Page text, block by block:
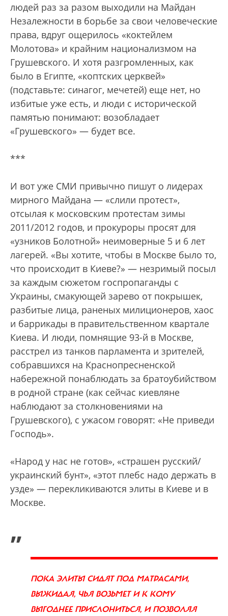
людей раз за разом выходили на Майдан
Незалежности в борьбе за свои человеческие
права, вдруг ощерилось «коктейлем
Молотова» и крайним национализмом на
Грушевского. И хотя разгромленных, как
было в Египте, «коптских церквей»
(подставьте: синагог, мечетей) еще нет, но
избитые уже есть, и люди с исторической
памятью понимают: возобладает
«Грушевского» — будет все.
***
И вот уже СМИ привычно пишут о лидерах
мирного Майдана — «слили протест»,
отсылая к московским протестам зимы
2011/2012 годов, и прокуроры просят для
«узников Болотной» неимоверные 5 и 6 лет
лагерей. «Вы хотите, чтобы в Москве было то,
что происходит в Киеве?» — незримый посыл
за каждым сюжетом госпропаганды с
Украины, смакующей зарево от покрышек,
разбитые лица, раненых милиционеров, хаос
и баррикады в правительственном квартале
Киева. И люди, помнящие 93-й в Москве,
расстрел из танков парламента и зрителей,
собравшихся на Краснопресненской
набережной понаблюдать за братоубийством
в родной стране (как сейчас киевляне
наблюдают за столкновениями на
Грушевского), с ужасом говорят: «Не приведи
Господь».
«Народ у нас не готов», «страшен русский/
украинский бунт», «этот плебс надо держать в
узде» — перекликиваются элиты в Киеве и в
Москве.
„
ПОКА ЭЛИТЫ СИДЯТ ПОД МАТРАСАМИ,
ВЫЖИДАЯ, ЧЬЯ ВОЗЬМЕТ И К КОМУ
ВЫГОДНЕЕ ПРИСЛОНИТЬСЯ, И ПОЗВОЛЯЯ